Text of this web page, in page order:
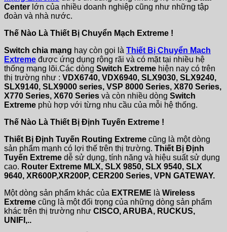
Center lớn của nhiều doanh nghiệp cũng như những tập
đoàn và nhà nước.
Thế Nào Là Thiết Bị Chuyển Mạch Extreme !
Switch chia mạng hay còn gọi là Thiết Bị Chuyển Mạch
Extreme được ứng dụng rộng rãi và có mặt tại nhiều hệ
thống mạng lõi.Các dòng Switch Extreme hiện nay có trên
thị trường như : VDX6740, VDX6940, SLX9030, SLX9240,
SLX9140, SLX9000 series, VSP 8000 Series, X870 Series,
X770 Series, X670 Series và còn nhiều dòng Switch
Extreme phù hợp với từng nhu cầu của mỗi hệ thống.
Thế Nào Là Thiết Bị Định Tuyến Extreme !
Thiết Bị Định Tuyến Routing Extreme cũng là một dòng
sản phẩm mạnh có lợi thế trên thị trường. Thiết Bị Định
Tuyến Extreme dễ sử dụng, tính năng và hiệu suất sử dụng
cao. Router Extreme MLX, SLX 9850, SLX 9540, SLX
9640, XR600P,XR200P, CER200 Series, VPN GATEWAY.
Một dòng sản phẩm khác của EXTREME là Wireless
Extreme cũng là một đối trọng của những dòng sản phẩm
khác trên thị trường như CISCO, ARUBA, RUCKUS,
UNIFI,..